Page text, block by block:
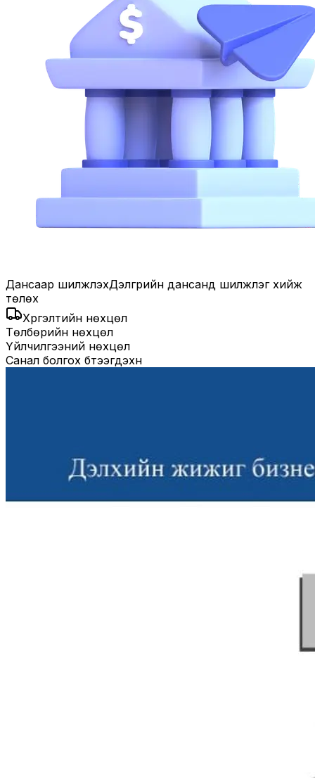
Дансаар шилжүүлэхДэлгүүрийн дансанд шилжүүлэг хийж
төлөх
Хүргэлтийн нөхцөл
Төлбөрийн нөхцөл
Үйлчилгээний нөхцөл
Санал болгох бүтээгдэхүүн